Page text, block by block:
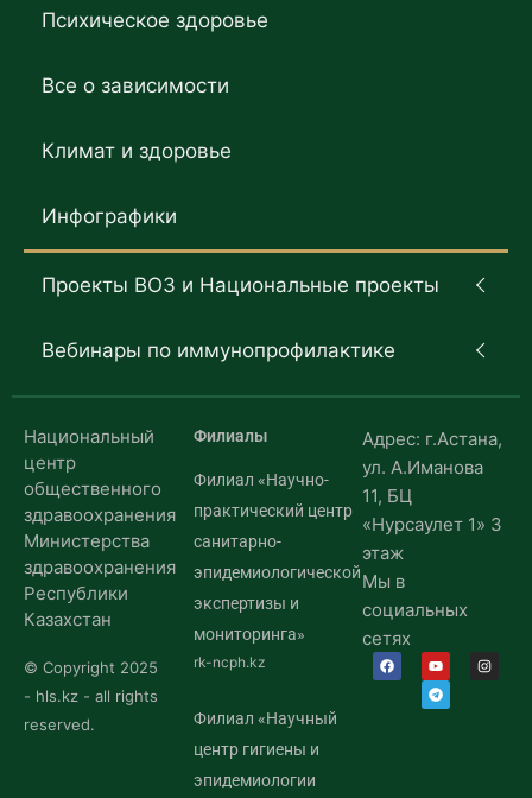
Психическое здоровье
Все о зависимости
Климат и здоровье
Инфографики
Проекты ВОЗ и Национальные проекты
Вебинары по иммунопрофилактике
Национальный
центр
общественного
здравоохранения
Министерства
здравоохранения
Республики
Казахстан
© Copyright 2025
- hls.kz - all rights
reserved.
Филиалы
Филиал «Научно-
практический центр
санитарно-
эпидемиологической
экспертизы и
мониторинга»
rk-ncph.kz
Филиал «Научный
центр гигиены и
эпидемиологии
Адрес: г.Астана,
ул. А.Иманова
11, БЦ
«Нурсаулет 1» 3
этаж
Мы в
социальных
сетях